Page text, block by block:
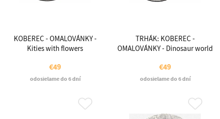
KOBEREC - OMALOVÁNKY -
Kities with flowers
€49
odosielame do 6 dní
TRHÁK: KOBEREC -
OMALOVÁNKY - Dinosaur world
€49
odosielame do 6 dní